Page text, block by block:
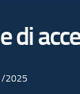
di
2025